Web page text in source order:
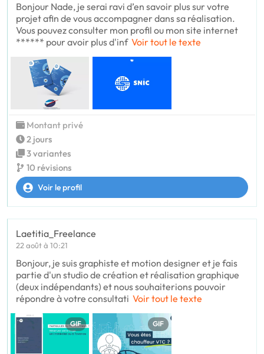
Bonjour Nade, je serai ravi d’en savoir plus sur votre
projet afin de vous accompagner dans sa réalisation.
Vous pouvez consulter mon profil ou mon site internet
****** pour avoir plus d'inf Voir tout le texte
Montant privé
2 jours
3 variantes
10 révisions
Voir le profil
Laetitia_Freelance
22 août à 10:21
Bonjour, je suis graphiste et motion designer et je fais
partie d'un studio de création et réalisation graphique
(deux indépendants) et nous souhaiterions pouvoir
répondre à votre consultati Voir tout le texte
GIF GIF